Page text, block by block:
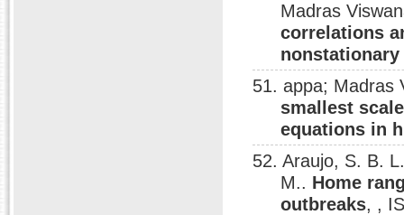
Madras
correlations
51. appa; Madras
smallest
equations in
52. Araujo, S. B.
M.. Home
outbreaks, ,